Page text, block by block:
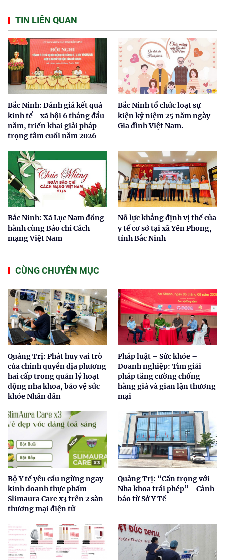
TIN LIÊN QUAN
Bắc Ninh: Đánh giá kết quả
kinh tế - xã hội 6 tháng đầu
năm, triển khai giải pháp
trọng tâm cuối năm 2026
Bắc Ninh tổ chức loạt sự
kiện kỷ niệm 25 năm ngày
Gia đình Việt Nam.
Bắc Ninh: Xã Lục Nam đồng
hành cùng Báo chí Cách
mạng Việt Nam
Nỗ lực khẳng định vị thế của
y tế cơ sở tại xã Yên Phong,
tỉnh Bắc Ninh
CÙNG CHUYÊN MỤC
Quảng Trị: Phát huy vai trò
của chính quyền địa phương
hai cấp trong quản lý hoạt
động nha khoa, bảo vệ sức
khỏe Nhân dân
Pháp luật – Sức khỏe –
Doanh nghiệp: Tìm giải
pháp tăng cường chống
hàng giả và gian lận thương
mại
Bộ Y tế yêu cầu ngừng ngay
kinh doanh thực phẩm
Slimaura Care x3 trên 2 sàn
thương mại điện tử
Quảng Trị: “Cẩn trọng với
Nha khoa trái phép” - Cảnh
báo từ Sở Y Tế